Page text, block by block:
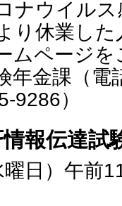
ナウイル
り休業した
ムページを
年金課（
）
報伝達試
曜日）午前